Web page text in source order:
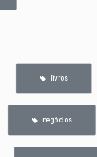
livros
negócios